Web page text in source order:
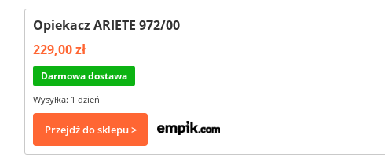
Opiekacz ARIETE 972/00
229,00 zł
Darmowa dostawa
Wysyłka: 1 dzień
Przejdź do sklepu >